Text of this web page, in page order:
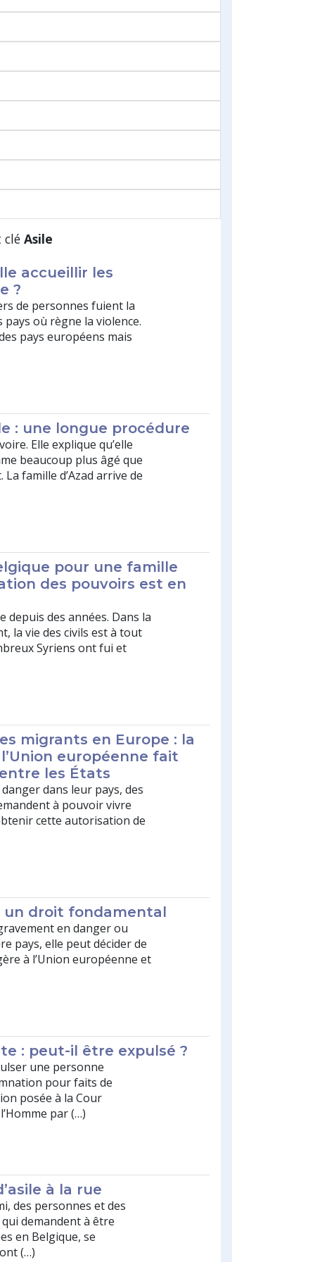
clé Asile
accueillir les
?
de personnes fuient la
pays où règne la violence.
pays européens mais
: une longue procédure
Elle explique qu’elle
beaucoup plus âgé que
famille d’Azad arrive de
pour une famille
des pouvoirs est en
depuis des années. Dans la
la vie des civils est à tout
Syriens ont fui et
migrants en Europe : la
européenne fait
les États
dans leur pays, des
à pouvoir vivre
cette autorisation de
un droit fondamental
en danger ou
pays, elle peut décider de
à l’Union européenne et
: peut-il être expulsé ?
une personne
pour faits de
posée à la Cour
par (…)
à la rue
des personnes et des
demandent à être
en Belgique, se
(…)